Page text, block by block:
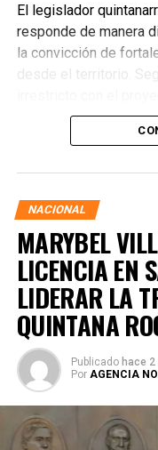
El legislador
responde de manera
la convicción de
desde el territorio.
presidenta de la
asegurando que la
NACIONAL
MARYBEL
LICENCIA EN
LIDERAR LA
QUINTANA
Publicado hace
Por AGENCIA